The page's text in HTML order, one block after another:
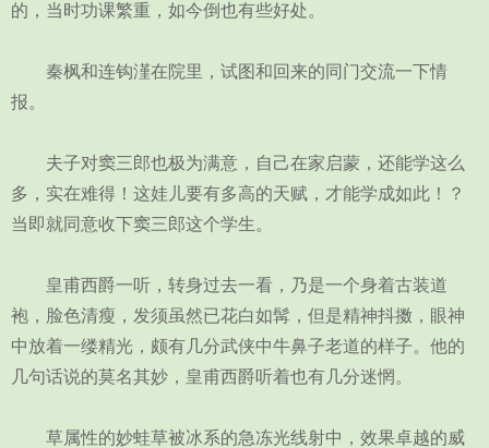
的，当时功课繁重，如今倒也有些好处。
秦枫和连钩漌在院里，试图和回来的同门交流一下情
报。
夫子对窦三郎也极为满意，自己在家启蒙，还能学这么
多，实在难得！这娃儿要有多高的天赋，才能学成如此！？
当即就同意收下窦三郎这个学生。
皇甫西爵一听，转身过去一看，乃是一个身着古装道
袍，脸色清瘦，发须虽然已花白如髯，但是精神抖擞，眼神
中放着一缕精光，颇有几分武侠中牛鼻子老道的样子。他的
几句话说的莫名其妙，皇甫西爵听着也有几分迷惘。
草属性的妙蛙草被冰系的急冻光线射中，效果卓越的威